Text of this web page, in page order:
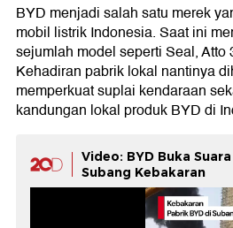
BYD menjadi salah satu merek
mobil listrik Indonesia. Saat ini
sejumlah model seperti Seal, Atto
Kehadiran pabrik lokal nantinya
memperkuat suplai kendaraan
kandungan lokal produk BYD di
Video: BYD Buka
Subang Kebakaran